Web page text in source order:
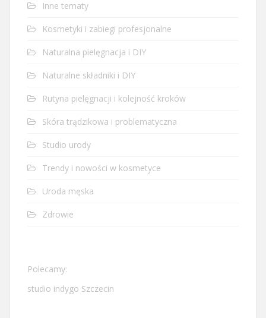
Inne tematy
Kosmetyki i zabiegi profesjonalne
Naturalna pielęgnacja i DIY
Naturalne składniki i DIY
Rutyna pielęgnacji i kolejność kroków
Skóra trądzikowa i problematyczna
Studio urody
Trendy i nowości w kosmetyce
Uroda męska
Zdrowie
Polecamy:
studio indygo Szczecin